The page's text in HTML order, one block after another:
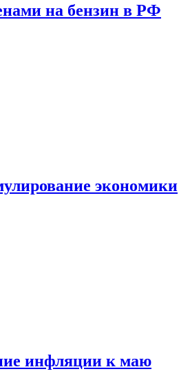
на бензин в РФ
экономики
инфляции к маю